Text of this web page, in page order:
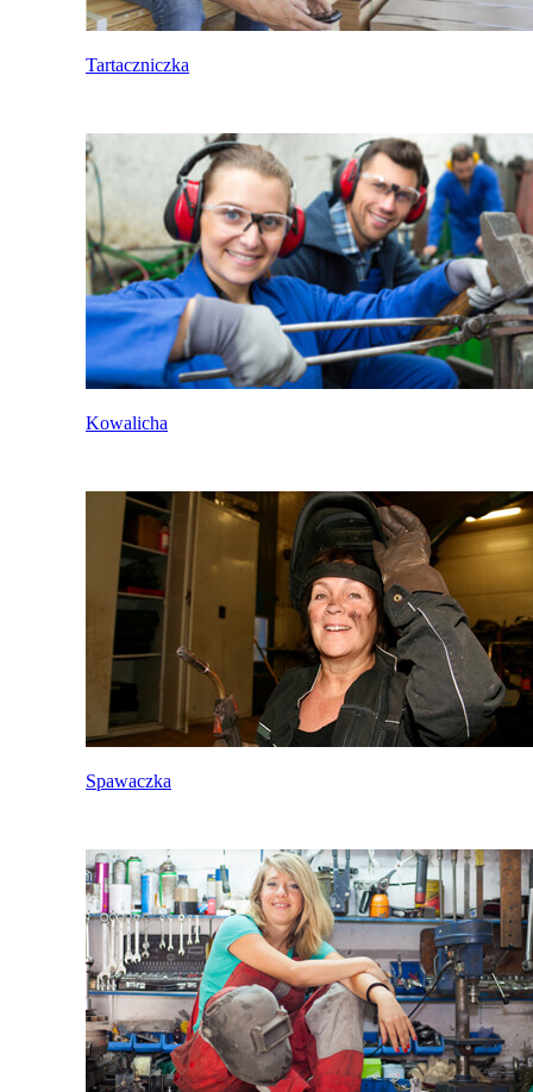
Tartaczniczka
Kowalicha
Spawaczka